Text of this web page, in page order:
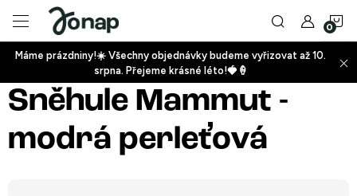
obsah
+
Máme prázdniny!☀️ Všechny objednávky budeme vyřizovat až 10.
srpna. Přejeme krásné léto!🍓🍦
Sněhule Mammut -
modrá perleťová